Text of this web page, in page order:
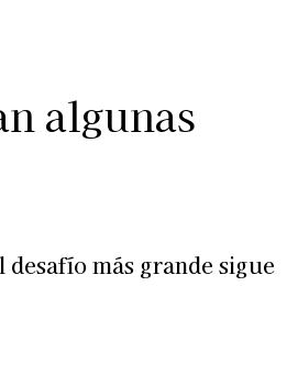
algunas
más grande sigue